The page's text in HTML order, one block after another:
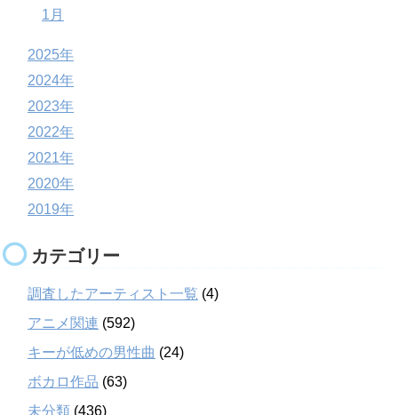
1月
2025年
2024年
2023年
2022年
2021年
2020年
2019年
カテゴリー
調査したアーティスト一覧 (4)
アニメ関連 (592)
キーが低めの男性曲 (24)
ボカロ作品 (63)
未分類 (436)